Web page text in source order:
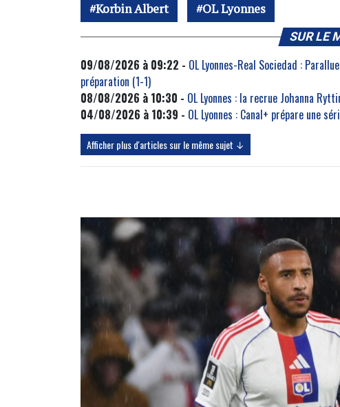
Korbin Albert OL Lyonnes
SUR LE
09/08/2026 à 09:22 - OL Lyonnes-Real Sociedad :
préparation (1-1)
08/08/2026 à 10:30 - OL Lyonnes : la recrue Johanna
04/08/2026 à 10:39 - OL Lyonnes : Canal+ prépare une
Afficher plus d'articles sur le même sujet ↓